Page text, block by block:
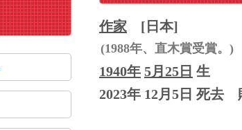
作家 [日本]
(1988年、直木賞受賞。)
1940年 5月25日 生
2023年 12月5日 死去